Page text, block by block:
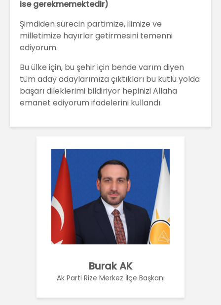
ise gerekmemektedir)
Şimdiden sürecin partimize, ilimize ve
milletimize hayırlar getirmesini temenni
ediyorum.
Bu ülke için, bu şehir için bende varım diyen
tüm aday adaylarımıza çıktıkları bu kutlu yolda
başarı dileklerimi bildiriyor hepinizi Allaha
emanet ediyorum ifadelerini kullandı.
Burak AK
Ak Parti Rize Merkez İlçe Başkanı